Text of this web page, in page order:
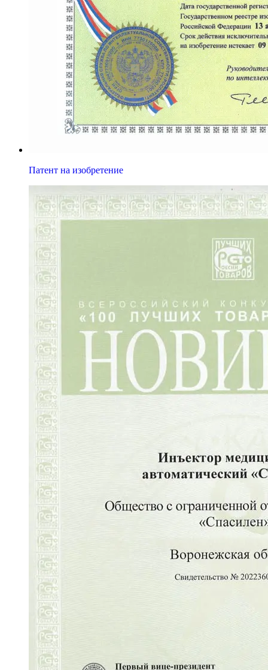
Патент на изобретение